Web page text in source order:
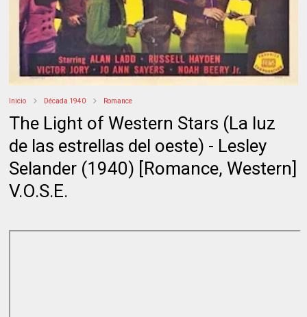
Inicio Década 1940 Romance
The Light of Western Stars (La luz
de las estrellas del oeste) - Lesley
Selander (1940) [Romance, Western]
V.O.S.E.